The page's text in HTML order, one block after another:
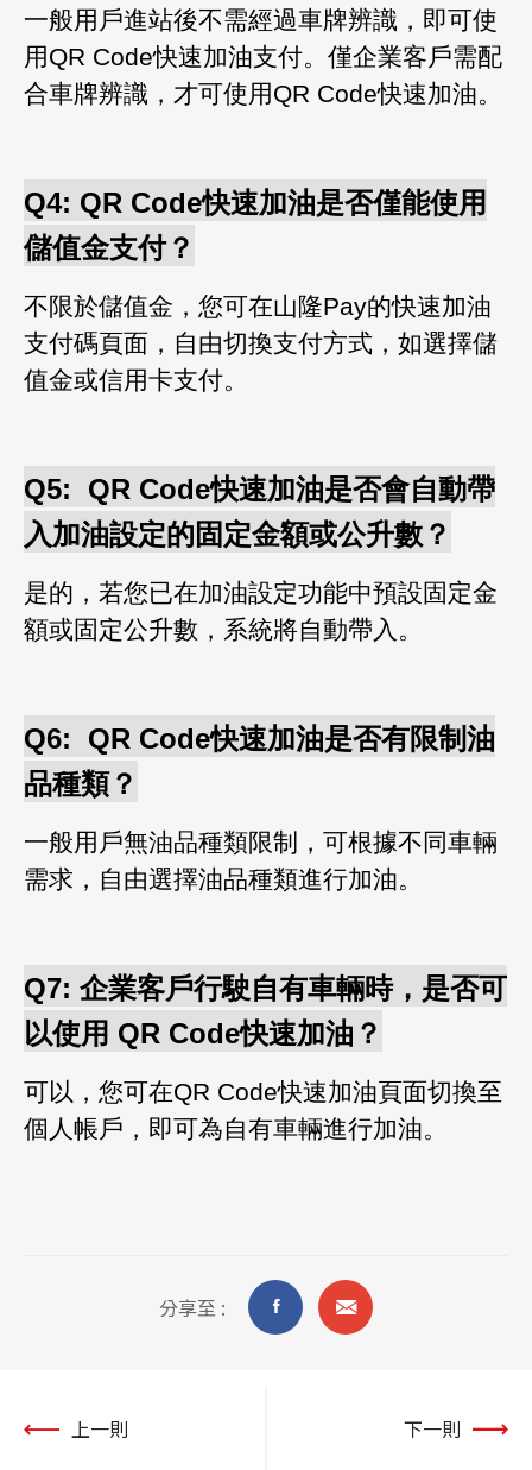
一般用戶進站後不需經過車牌辨識，即可使
用QR Code快速加油支付。僅企業客戶需配
合車牌辨識，才可使用QR Code快速加油。
Q4: QR Code快速加油是否僅能使用
儲值金支付？
不限於儲值金，您可在山隆Pay的快速加油
支付碼頁面 ，自由切換支付方式 ，如選擇儲
值金或信用卡支付。
Q5: QR Code快速加油是否會自動帶
入加油設定的固定金額或公升數？
是的，若您已在加油設定功能中預設固定金
額或固定公升數，系統將自動帶入 。
Q6: QR Code快速加油是否有限制油
品種類？
一般用戶無油品種類限制，可根據不同車輛
需求，自由選擇油品種類進行加油。
Q7: 企業客戶行駛自有車輛時，是否可
以使用 QR Code快速加油？
可以，您可在QR Code快速加油頁面切換至
個人帳戶，即可為自有車輛進行加油。
分享至 :
上一則 下一則